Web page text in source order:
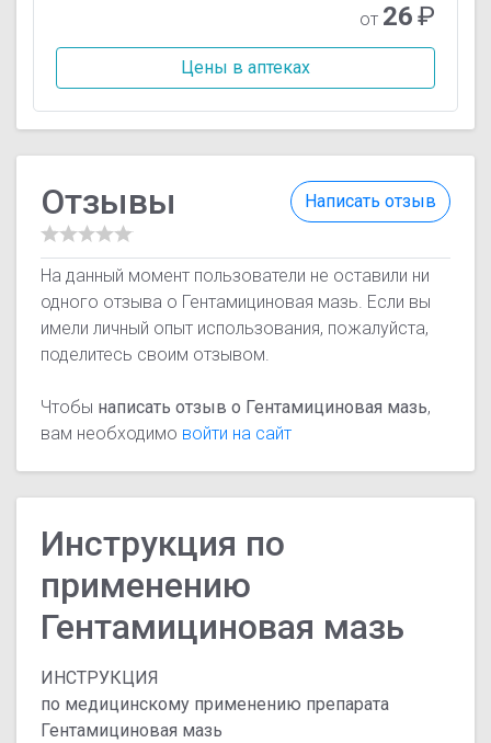
от 26₽
Цены в аптеках
Написать отзыв
Отзывы
На данный момент пользователи не оставили ни
одного отзыва о Гентамициновая мазь. Если вы
имели личный опыт использования, пожалуйста,
поделитесь своим отзывом.
Чтобы написать отзыв о Гентамициновая мазь,
вам необходимо войти на сайт
Инструкция по
применению
Гентамициновая мазь
ИНСТРУКЦИЯ
по медицинскому применению препарата
Гентамициновая мазь